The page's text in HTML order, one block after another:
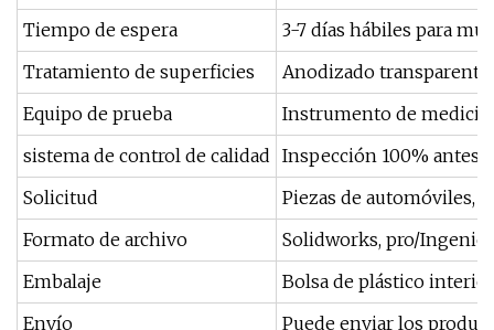
Tiempo de espera
3-7 días hábiles para
Tratamiento de superficies
Anodizado
Equipo de prueba
Instrumento de
sistema de control de calidad Inspección 100% antes
Solicitud
Piezas de automóviles,
Formato de archivo
Solidworks, pro/
Embalaje
Bolsa de plástico
Envío
Puede enviar los